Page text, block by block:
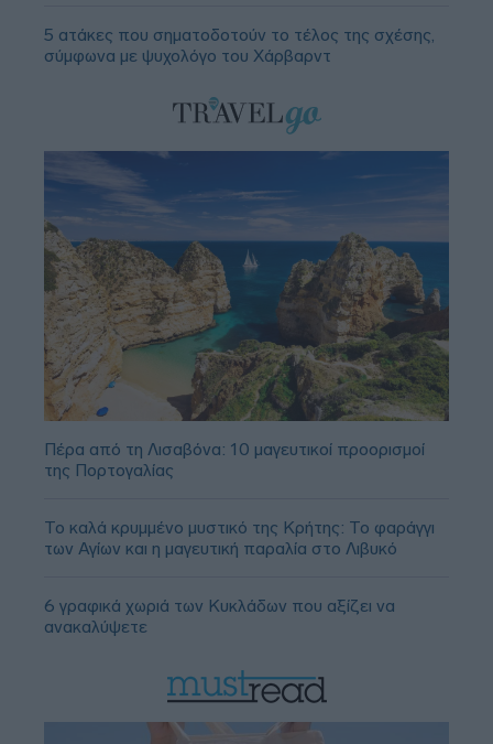
5 ατάκες που σηματοδοτούν το τέλος της σχέσης,
σύμφωνα με ψυχολόγο του Χάρβαρντ
Πέρα από τη Λισαβόνα: 10 μαγευτικοί προορισμοί
της Πορτογαλίας
Το καλά κρυμμένο μυστικό της Κρήτης: Το φαράγγι
των Αγίων και η μαγευτική παραλία στο Λιβυκό
6 γραφικά χωριά των Κυκλάδων που αξίζει να
ανακαλύψετε